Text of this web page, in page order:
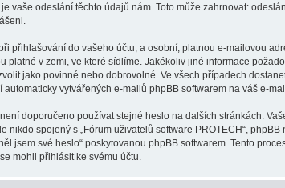
vaše odeslání těchto údajů nám. Toto může zahrnovat:
do vašeho účtu, a osobní, platnou e-mailovou
v zemi, ve které sídlíme. Jakékoliv jiné informace
jako povinné nebo dobrovolné. Ve všech případech
vytvářených e-mailů phpBB softwarem na váš e-
doporučeno používat stejné heslo na dalších stránkách.
spojený s „Fórum uživatelů software PROTECH“,
jsem své heslo“ poskytovanou phpBB softwarem. Tento
mohli přihlásit ke svému účtu.